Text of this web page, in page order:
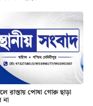
রাস্তায় পোষা গোরু ছাড়া
না